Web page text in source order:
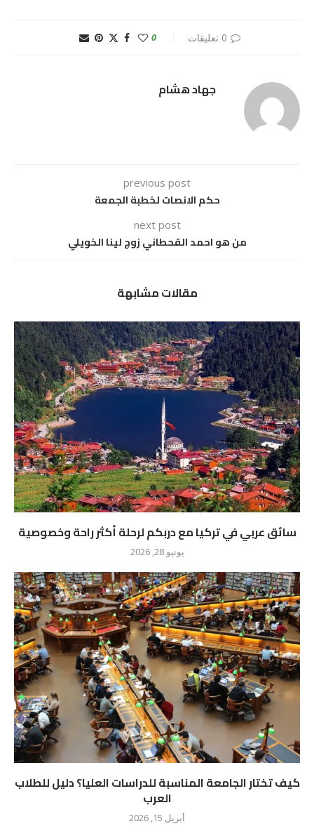
0 تعليقات 0
جهاد هشام
previous post
حكم الانصات لخطبة الجمعة
next post
من هو احمد القحطاني زوج لينا الخويلي
مقالات مشابهة
سائق عربي في تركيا مع دربكم لرحلة أكثر راحة وخصوصية
يونيو 28, 2026
كيف تختار الجامعة المناسبة للدراسات العليا؟ دليل للطلاب
العرب
أبريل 15, 2026